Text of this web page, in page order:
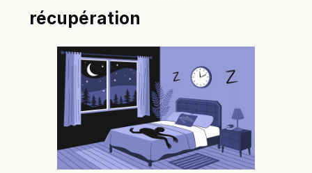
récupération